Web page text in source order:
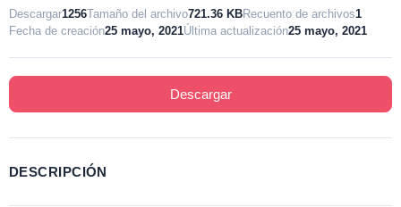
Descargar1256Tamaño del archivo721.36 KBRecuento de archivos1
Fecha de creación25 mayo, 2021Última actualización25 mayo, 2021
Descargar
DESCRIPCIÓN